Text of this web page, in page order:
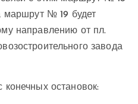
маршрут № 19 будет
направлению от пл.
завода
остановок: